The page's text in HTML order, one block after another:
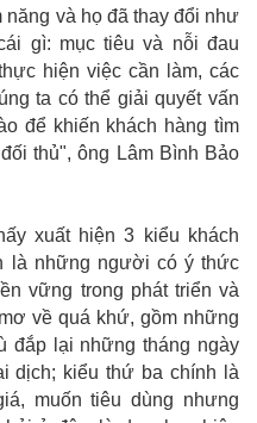
năng và họ đã thay đổi như
gì: mục tiêu và nỗi đau
hiện việc cần làm, các
ta có thể giải quyết vấn
để khiến khách hàng tìm
thủ", ông Lâm Bình Bảo
xuất hiện 3 kiểu khách
là những người có ý thức
vững trong phát triển và
về quá khứ, gồm những
đắp lại những tháng ngày
dịch; kiểu thứ ba chính là
muốn tiêu dùng nhưng